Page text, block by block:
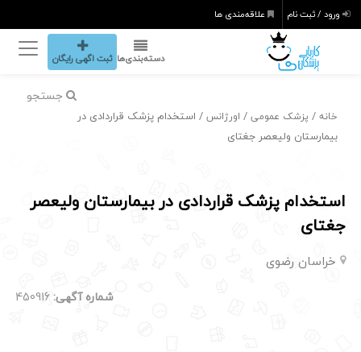
ورود / ثبت نام علاقه‌مندی ها
دسته‌بندی‌ها ثبت اگهی رایگان
جستجو
خانه / پزشک عمومی / اورژانس / استخدام پزشک قراردادی در
بیمارستان ولیعصر جغتای
استخدام پزشک قراردادی در بیمارستان ولیعصر
جغتای
خراسان رضوی
شماره آگهی: 450916